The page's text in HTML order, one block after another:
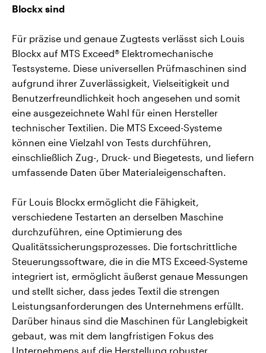
Blockx sind
Für präzise und genaue Zugtests verlässt sich Louis
Blockx auf MTS Exceed® Elektromechanische
Testsysteme. Diese universellen Prüfmaschinen sind
aufgrund ihrer Zuverlässigkeit, Vielseitigkeit und
Benutzerfreundlichkeit hoch angesehen und somit
eine ausgezeichnete Wahl für einen Hersteller
technischer Textilien. Die MTS Exceed-Systeme
können eine Vielzahl von Tests durchführen,
einschließlich Zug-, Druck- und Biegetests, und liefern
umfassende Daten über Materialeigenschaften.
Für Louis Blockx ermöglicht die Fähigkeit,
verschiedene Testarten an derselben Maschine
durchzuführen, eine Optimierung des
Qualitätssicherungsprozesses. Die fortschrittliche
Steuerungssoftware, die in die MTS Exceed-Systeme
integriert ist, ermöglicht äußerst genaue Messungen
und stellt sicher, dass jedes Textil die strengen
Leistungsanforderungen des Unternehmens erfüllt.
Darüber hinaus sind die Maschinen für Langlebigkeit
gebaut, was mit dem langfristigen Fokus des
Unternehmens auf die Herstellung robuster,